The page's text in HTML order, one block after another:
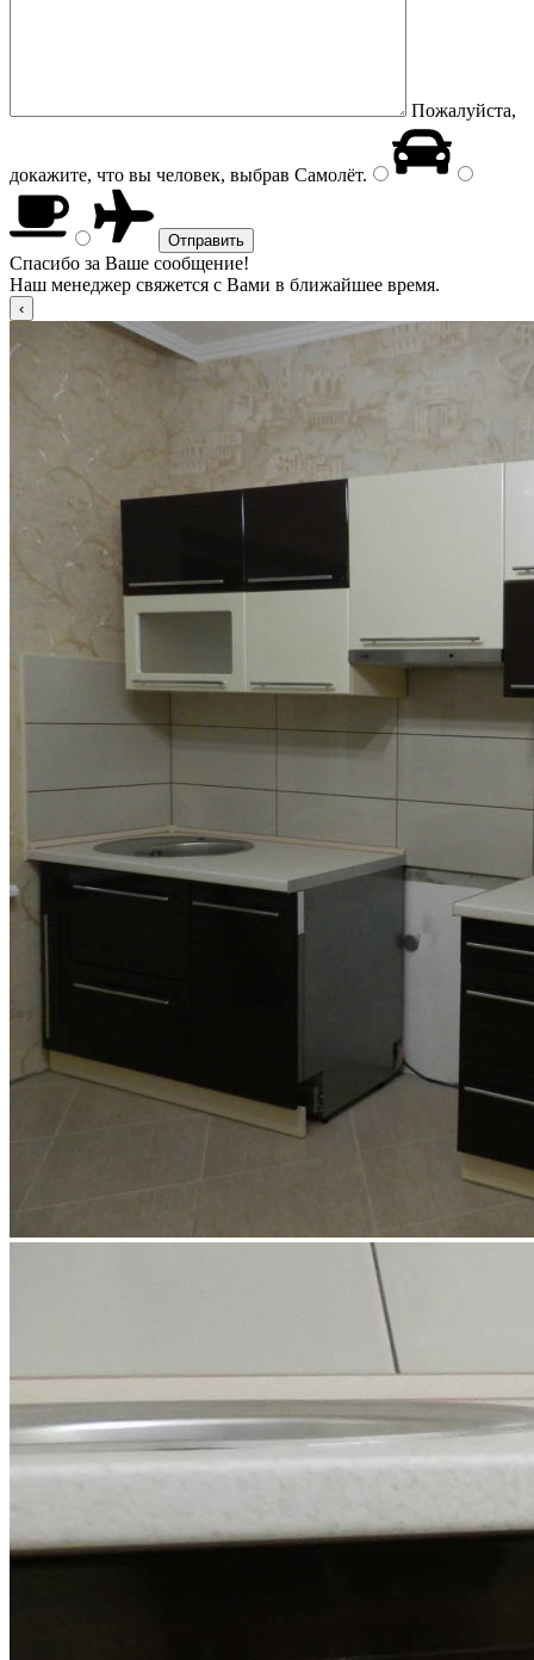
Пожалуйста,
докажите, что вы человек, выбрав Самолёт.
Спасибо за Ваше сообщение!
Наш менеджер свяжется с Вами в ближайшее время.